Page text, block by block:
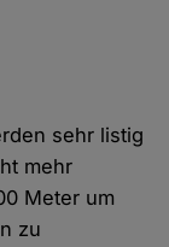
sehr listig
mehr
Meter um
zu